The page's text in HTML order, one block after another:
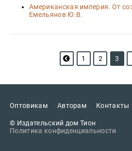
Американская империя. От
Емельянов Ю.В.
1 2 3
Оптовикам Авторам Контакты
© Издательский дом Тион
Политика конфиденциальности